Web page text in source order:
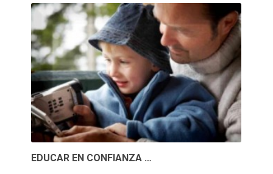
EDUCAR EN CONFIANZA …